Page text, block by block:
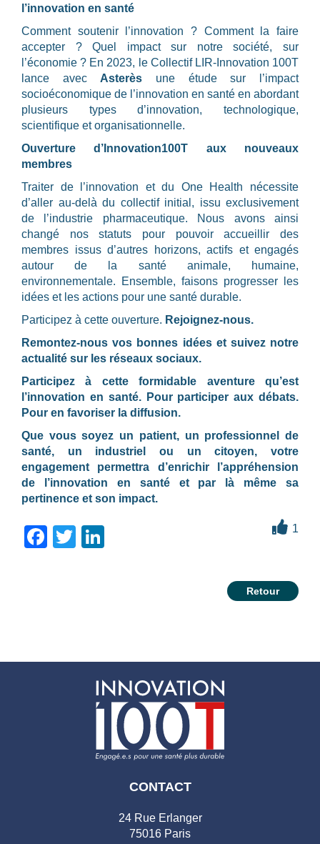
l’innovation en santé
Comment soutenir l’innovation ? Comment la faire
accepter ? Quel impact sur notre société, sur
l’économie ? En 2023, le Collectif LIR-Innovation 100T
lance avec Asterès une étude sur l’impact
socioéconomique de l’innovation en santé en abordant
plusieurs types d’innovation, technologique,
scientifique et organisationnelle.
Ouverture d’Innovation100T aux nouveaux
membres
Traiter de l’innovation et du One Health nécessite
d’aller au-delà du collectif initial, issu exclusivement
de l’industrie pharmaceutique. Nous avons ainsi
changé nos statuts pour pouvoir accueillir des
membres issus d’autres horizons, actifs et engagés
autour de la santé animale, humaine,
environnementale. Ensemble, faisons progresser les
idées et les actions pour une santé durable.
Participez à cette ouverture. Rejoignez-nous.
Remontez-nous vos bonnes idées et suivez notre
actualité sur les réseaux sociaux.
Participez à cette formidable aventure qu’est
l’innovation en santé. Pour participer aux débats.
Pour en favoriser la diffusion.
Que vous soyez un patient, un professionnel de
santé, un industriel ou un citoyen, votre
engagement permettra d’enrichir l’appréhension
de l’innovation en santé et par là même sa
pertinence et son impact.
Facebook
Twitter 1
Retour
CONTACT
24 Rue Erlanger
75016 Paris